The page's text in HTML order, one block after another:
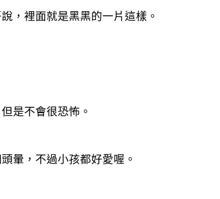
，裡面就是黑黑的一片這樣。
是不會很恐怖。
暈，不過小孩都好愛喔。